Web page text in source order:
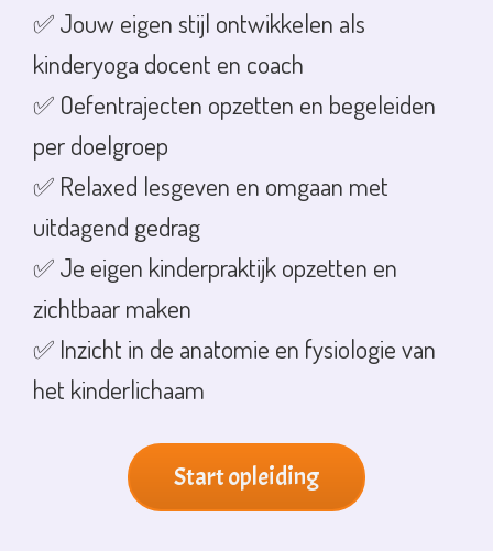
✅ Jouw eigen stijl ontwikkelen als
kinderyoga docent en coach
✅ Oefentrajecten opzetten en begeleiden
per doelgroep
✅ Relaxed lesgeven en omgaan met
uitdagend gedrag
✅ Je eigen kinderpraktijk opzetten en
zichtbaar maken
✅ Inzicht in de anatomie en fysiologie van
het kinderlichaam
Start opleiding